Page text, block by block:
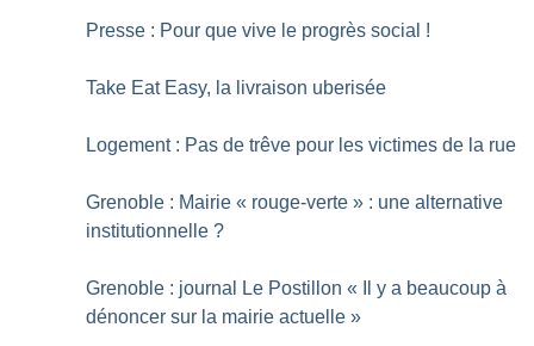
Presse : Pour que vive le progrès social !
Take Eat Easy, la livraison uberisée
Logement : Pas de trêve pour les victimes de la rue
Grenoble : Mairie « rouge-verte » : une alternative
institutionnelle ?
Grenoble : journal Le Postillon «
Il y a beaucoup à
dénoncer sur la mairie actuelle »